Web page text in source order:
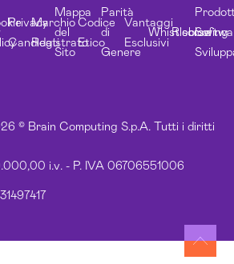
© Brain Computing S.p.A. Tutti i diritti
i.v. - P. IVA 06706551006
Privacy
Candidati
Marchio
Registrato
Mappa
del
Sito
Codice
Etico
Parità
di
Genere
Vantaggi
Esclusivi
Whistleblowing
Risorse